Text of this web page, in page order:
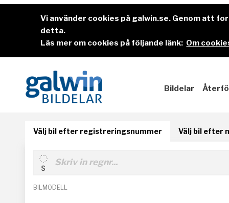
Vi använder cookies på galwin.se. Genom att
detta.
Läs mer om cookies på följande länk: Om
Bildelar
Välj bil efter registreringsnummer Välj bil efter
BILMODELL